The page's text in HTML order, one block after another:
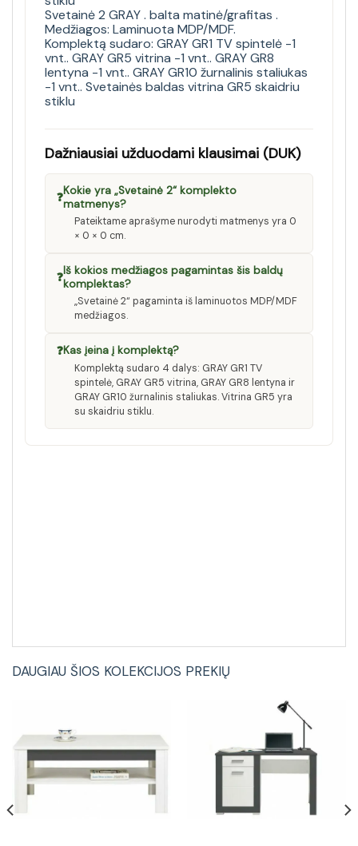
Svetainė 2 GRAY . balta matinė/grafitas .
Medžiagos: Laminuota MDP/MDF.
Komplektą sudaro: GRAY GR1 TV spintelė -1
vnt.. GRAY GR5 vitrina -1 vnt.. GRAY GR8
lentyna -1 vnt.. GRAY GR10 žurnalinis staliukas
-1 vnt.. Svetainės baldas vitrina GR5 skaidriu
stiklu
Dažniausiai užduodami klausimai (DUK)
❓Kokie yra „Svetainė 2“ komplekto
matmenys?
Pateiktame aprašyme nurodyti matmenys yra 0
× 0 × 0 cm.
❓Iš kokios medžiagos pagamintas šis baldų
komplektas?
„Svetainė 2“ pagaminta iš laminuotos MDP/MDF
medžiagos.
❓Kas įeina į komplektą?
Komplektą sudaro 4 dalys: GRAY GR1 TV
spintelė, GRAY GR5 vitrina, GRAY GR8 lentyna ir
GRAY GR10 žurnalinis staliukas. Vitrina GR5 yra
su skaidriu stiklu.
DAUGIAU ŠIOS KOLEKCIJOS PREKIŲ